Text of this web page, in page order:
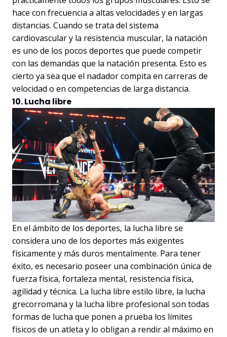
hace con frecuencia a altas velocidades y en largas
distancias. Cuando se trata del sistema
cardiovascular y la resistencia muscular, la natación
es uno de los pocos deportes que puede competir
con las demandas que la natación presenta. Esto es
cierto ya sea que el nadador compita en carreras de
velocidad o en competencias de larga distancia.
10. Lucha libre
En el ámbito de los deportes, la lucha libre se
considera uno de los deportes más exigentes
físicamente y más duros mentalmente. Para tener
éxito, es necesario poseer una combinación única de
fuerza física, fortaleza mental, resistencia física,
agilidad y técnica. La lucha libre estilo libre, la lucha
grecorromana y la lucha libre profesional son todas
formas de lucha que ponen a prueba los límites
físicos de un atleta y lo obligan a rendir al máximo en